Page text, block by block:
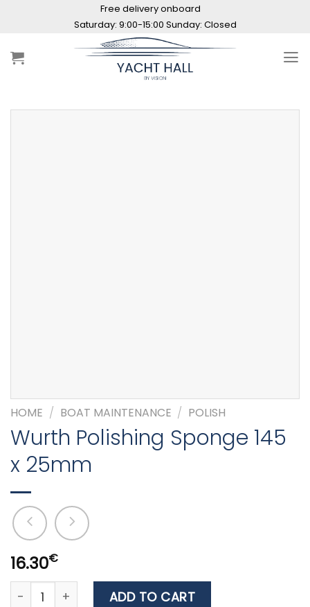
Maintenance hours: 10:00 - 20:00
Free delivery onboard
HOME / BOAT MAINTENANCE / POLISH
Wurth Polishing Sponge 145
x 25mm
16.30€
Wurth Polishing Sponge 145 x 25mm quantity
ADD TO CART